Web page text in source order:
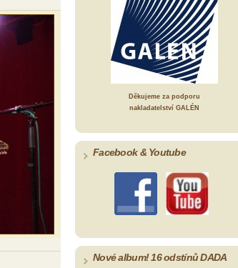
Děkujeme za podporu
nakladatelství GALÉN
Facebook & Youtube
Nové album! 16 odstínů DADA